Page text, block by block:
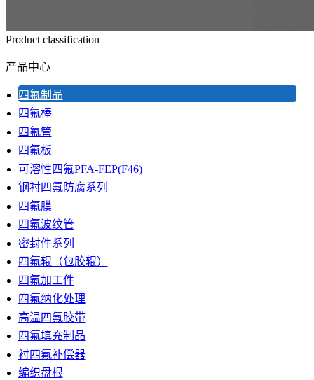
Product classification
产品中心
四氟制品
四氟棒
四氟管
四氟板
可溶性四氟PFA-FEP(F46)
钢衬四氟防腐系列
四氟膜
四氟波纹管
密封件系列
四氟辊（包胶辊）
四氟加工件
四氟纳化处理
高温四氟胶带
四氟填充制品
衬四氟补偿器
编织盘根